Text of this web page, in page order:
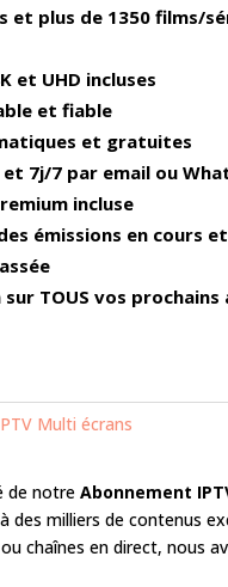
et plus de 1350 films/
et UHD incluses
et fiable
et gratuites
7j/7 par email ou
incluse
émissions en cours
TOUS vos prochains
Multi écrans
de notre Abonnement
des milliers de contenus
chaînes en direct, nous